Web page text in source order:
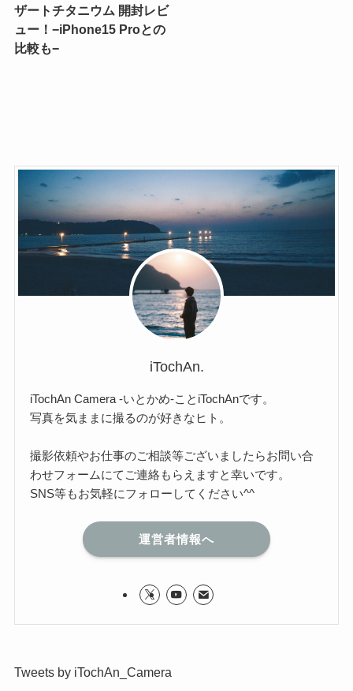
ザートチタニウム 開封レビ
ュー！−iPhone15 Proとの
比較も−
iTochAn.
iTochAn Camera -いとかめ-ことiTochAnです。
写真を気ままに撮るのが好きなヒト。
撮影依頼やお仕事のご相談等ございましたらお問い合
わせフォームにてご連絡もらえますと幸いです。
SNS等もお気軽にフォローしてください^^
運営者情報へ
Tweets by iTochAn_Camera